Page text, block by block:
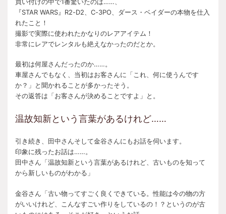
『STAR WARS』R2-D2、C-3PO、ダース・ベイダーの本物を仕入
れたこと！
撮影で実際に使われたかなりのレアアイテム！
非常にレアでレンタルも絶えなかったのだとか。
最初は何屋さんだったのか……。
車屋さんでもなく、当初はお客さんに「これ、何に使うんです
か？」と聞かれることが多かったそう。
その返答は「お客さんが決めることですよ」と。
温故知新という言葉があるけれど……
引き続き、田中さんそして金谷さんにもお話を伺います。
印象に残ったお話は……。
田中さん「温故知新という言葉があるけれど、古いものを知って
から新しいものがわかる」
金谷さん「古い物ってすごく良くできている。性能は今の物の方
がいいけれど、こんなすごい作りをしているの！？というのが古